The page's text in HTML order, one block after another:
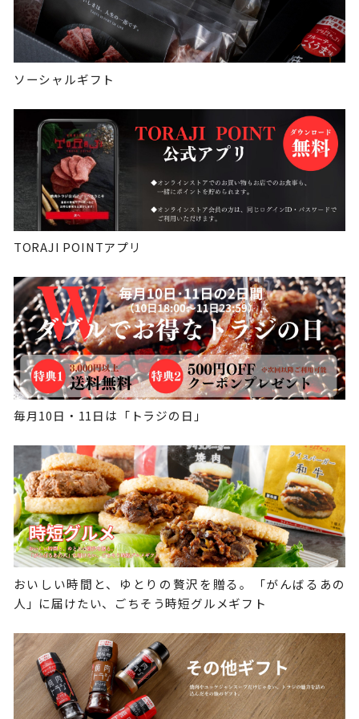
ソーシャルギフト
TORAJI POINTアプリ
毎月10日・11日は「トラジの日」
おいしい時間と、ゆとりの贅沢を贈る。「がんばるあの
人」に届けたい、ごちそう時短グルメギフト